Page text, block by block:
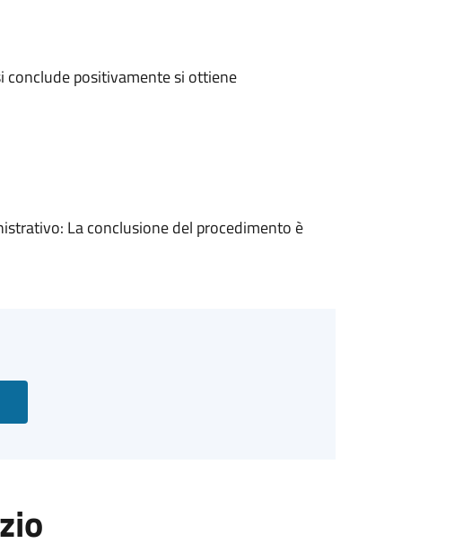
positivamente si ottiene
La conclusione del procedimento è